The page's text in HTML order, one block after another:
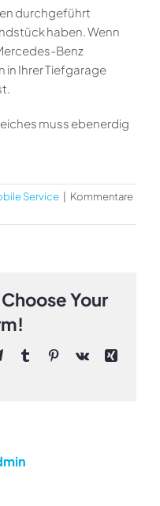
durchgeführt
haben. Wenn
Benz
in Ihrer Tiefgarage
muss ebenerdig
Service
Kommentare
Your
TelegramTumblrPinterest
Vk
Xing